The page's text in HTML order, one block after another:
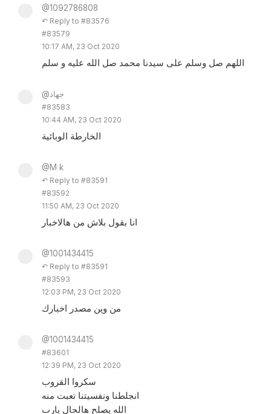
@1092786808
↶ Reply to #83576
#83579
10:17 AM, 23 Oct 2020
اللهم صل وسلم على سيدنا محمد صل الله عليه و سلم
@جهاد
#83583
10:44 AM, 23 Oct 2020
الخارطة الوبائية
@M k
↶ Reply to #83591
#83592
11:50 AM, 23 Oct 2020
انا بقول بلاش من هالاخبار
@1001434415
↶ Reply to #83591
#83593
12:03 PM, 23 Oct 2020
من وين مصدر اخبارك
@1001434415
#83601
12:39 PM, 23 Oct 2020
سكروا القروب
انجلطنا ونفسيتنا تعبت منه
الله يصلح هالحال يارب